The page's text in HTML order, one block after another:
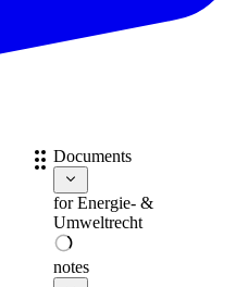
Documents
forEnergie- &
Umweltrecht
notes